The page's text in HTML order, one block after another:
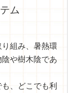
ム
組み、暑熱環
や樹木陰であ
、どこでも利